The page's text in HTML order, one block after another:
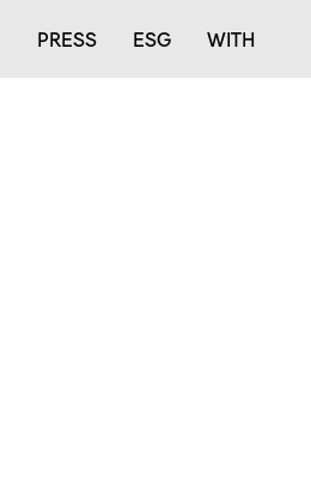
PRESS ESG WITH